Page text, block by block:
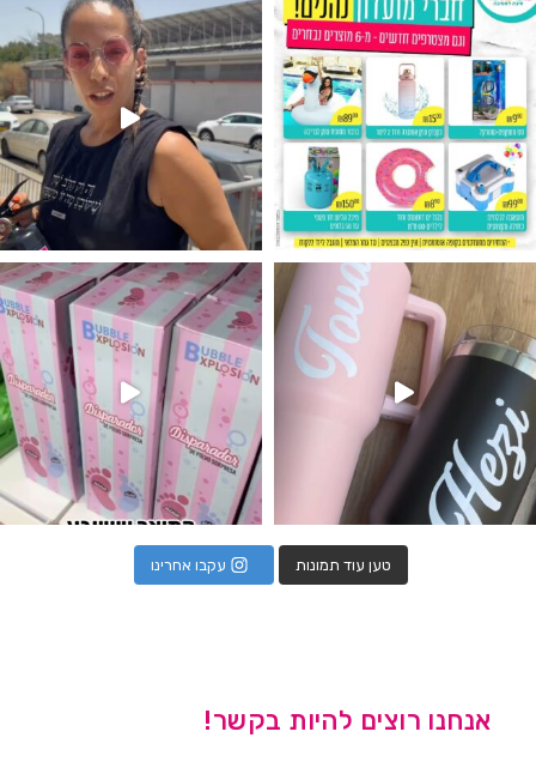
מטף לגילוי מין העובר חזר למלא
טען עוד תמונות עקבו אחרינו
אנחנו רוצים להיות בקשר!